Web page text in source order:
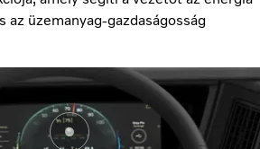
az üzemanyag-gazdaságosság